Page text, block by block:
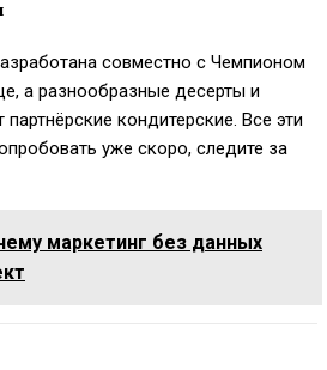
совместно с Чемпионом
а разнообразные десерты и
кондитерские. Все эти
уже скоро, следите за
маркетинг без данных